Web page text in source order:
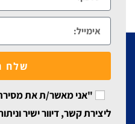
"אני מאשר/ת את
ליצירת קשר, דיוור ישיר
שלח